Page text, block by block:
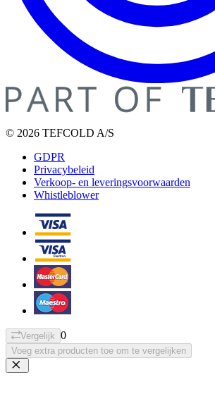
© 2026 TEFCOLD A/S
GDPR
Privacybeleid
Verkoop- en leveringsvoorwaarden
Whistleblower
Vergelijk 0
Voeg extra producten toe om te vergelijken